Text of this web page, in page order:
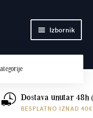
Izbornik
Dostava unutar 48h
BESPLATNO IZNAD 40€